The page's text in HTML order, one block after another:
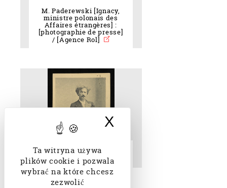
Ta witryna używa
plików cookie i pozwala
wybrać na które chcesz
zezwolić
X
M. Paderewski [Ignacy,
ministre polonais des
Affaires étrangères] :
[photographie de presse]
/ [Agence Rol]
Collections Ignacy
Paderewski